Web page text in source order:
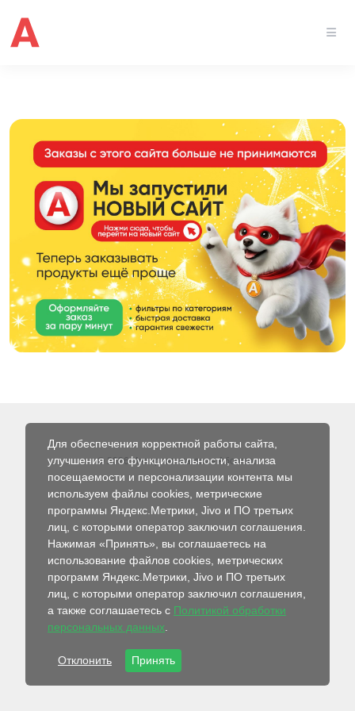
© 2026 Интернет-магазин Абсолют
Для обеспечения корректной работы сайта,
улучшения его функциональности, анализа
посещаемости и персонализации контента мы
используем файлы cookies, метрические
программы Яндекс.Метрики, Jivo и ПО третьих
лиц, с которыми оператор заключил соглашения.
Нажимая «Принять», вы соглашаетесь на
использование файлов cookies, метрических
программ Яндекс.Метрики, Jivo и ПО третьих
лиц, с которыми оператор заключил соглашения,
а также соглашаетесь с Политикой обработки
персональных данных
Отклонить Принять